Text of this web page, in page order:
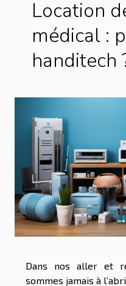
Location
médical :
handitech
Dans nos aller et
sommes jamais à